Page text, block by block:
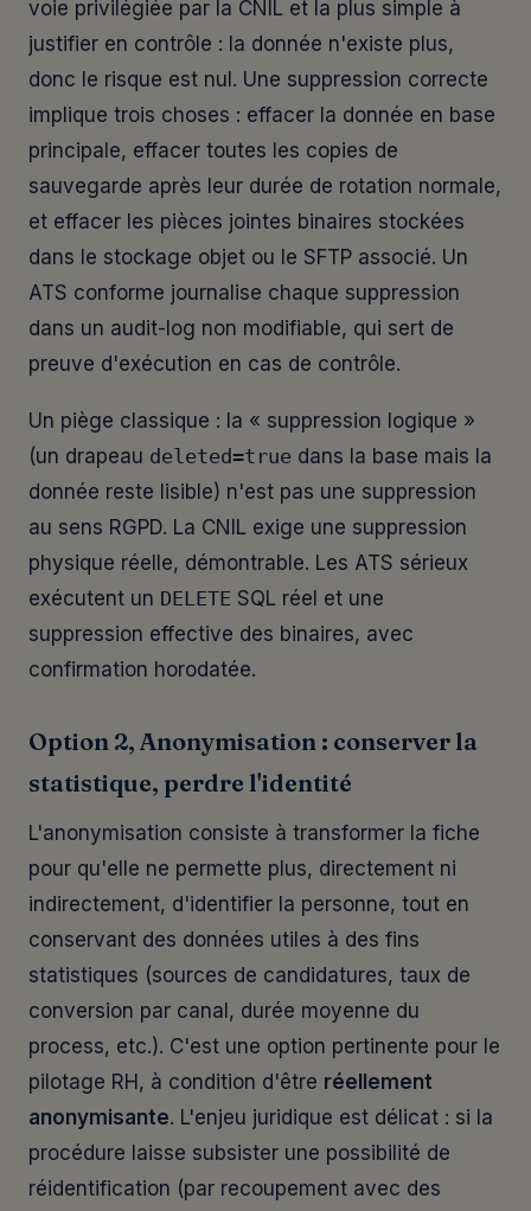
voie privilégiée par la CNIL et la plus simple à
justifier en contrôle : la donnée n'existe plus,
donc le risque est nul. Une suppression correcte
implique trois choses : effacer la donnée en base
principale, effacer toutes les copies de
sauvegarde après leur durée de rotation normale,
et effacer les pièces jointes binaires stockées
dans le stockage objet ou le SFTP associé. Un
ATS conforme journalise chaque suppression
dans un audit-log non modifiable, qui sert de
preuve d'exécution en cas de contrôle.
Un piège classique : la « suppression logique »
(un drapeau deleted=true dans la base mais la
donnée reste lisible) n'est pas une suppression
au sens RGPD. La CNIL exige une suppression
physique réelle, démontrable. Les ATS sérieux
exécutent un DELETE SQL réel et une
suppression effective des binaires, avec
confirmation horodatée.
Option 2, Anonymisation : conserver la
statistique, perdre l'identité
L'anonymisation consiste à transformer la fiche
pour qu'elle ne permette plus, directement ni
indirectement, d'identifier la personne, tout en
conservant des données utiles à des fins
statistiques (sources de candidatures, taux de
conversion par canal, durée moyenne du
process, etc.). C'est une option pertinente pour le
pilotage RH, à condition d'être réellement
anonymisante. L'enjeu juridique est délicat : si la
procédure laisse subsister une possibilité de
réidentification (par recoupement avec des